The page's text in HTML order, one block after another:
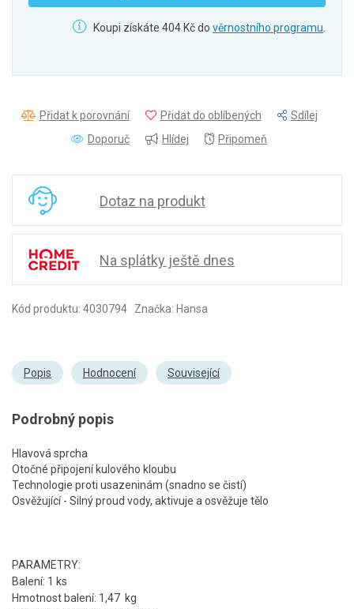
Koupi získáte 404 Kč do věrnostního programu
Přidat k porovnání Přidat do oblíbených
Sdílej
Doporuč
Hlídej Připomeň
Dotaz na produkt
Na splátky ještě dnes
Kód produktu: 4030794 Značka: Hansa
Popis Hodnocení Související
Podrobný popis
Hlavová sprcha
Otočné připojení kulového kloubu
Technologie proti usazeninám (snadno se čistí)
Osvěžující - Silný proud vody, aktivuje a osvěžuje tělo
PARAMETRY:
Balení: 1 ks
Hmotnost balení: 1,47 kg